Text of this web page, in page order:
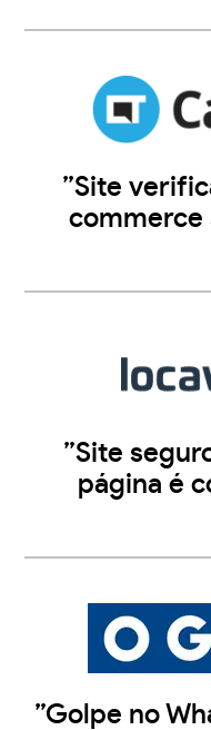
”Site
commerce
”Site
página é
”Golpe no